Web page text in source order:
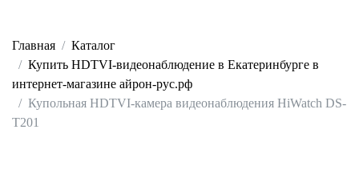
Главная
Каталог
Купить HDTVI-видеонаблюдение в Екатеринбурге в
интернет-магазине айрон-рус.рф
Купольная HDTVI-камера видеонаблюдения HiWatch DS-
T201